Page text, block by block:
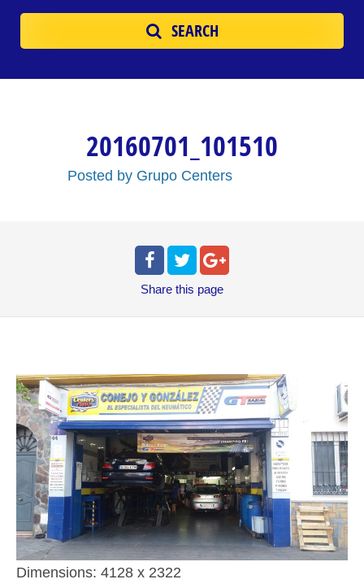
SEARCH
20160701_101510
Posted by Grupo Centers
Share this page
Dimensions: 4128 x 2322